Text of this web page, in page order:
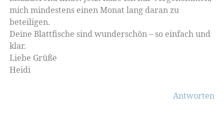
mich mindestens einen Monat lang daran zu
beteiligen.
Deine Blattfische sind wunderschön – so einfach und
klar.
Liebe Grüße
Heidi
Antworten